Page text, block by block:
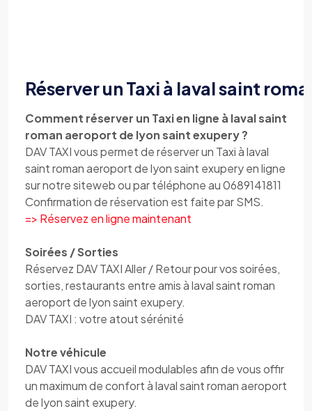
Réserver un Taxi à laval saint
Comment réserver un Taxi en ligne à laval saint
roman aeroport de lyon saint exupery ?
DAV TAXI vous permet de réserver un Taxi à laval
saint roman aeroport de lyon saint exupery en ligne
sur notre siteweb ou par téléphone au 0689141811
Confirmation de réservation est faite par SMS.
=> Réservez en ligne maintenant
Soirées / Sorties
Réservez DAV TAXI Aller / Retour pour vos soirées,
sorties, restaurants entre amis à laval saint roman
aeroport de lyon saint exupery.
DAV TAXI : votre atout sérénité
Notre véhicule
DAV TAXI vous accueil modulables afin de vous offir
un maximum de confort à laval saint roman aeroport
de lyon saint exupery.